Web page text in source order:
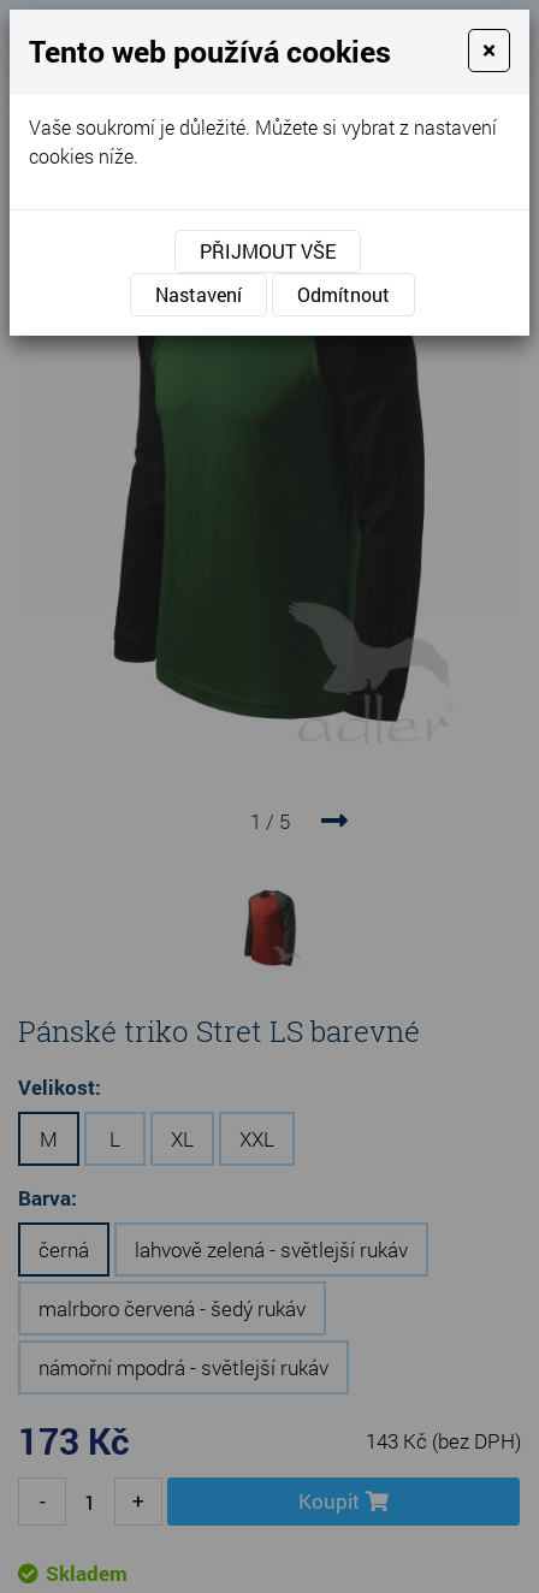
MENU
1 / 5 Next
Pánské triko Stret LS barevné
Velikost:
M
L XL XXL
Barva:
černá
lahvově zelená - světlejší rukáv
malrboro červená - šedý rukáv
námořní mpodrá - světlejší rukáv
173 Kč 143 Kč (bez DPH)
- + Koupit
Skladem
Tento web používá cookies ×
Vaše soukromí je důležité. Můžete si vybrat z nastavení
cookies níže.
PŘIJMOUT VŠE
Nastavení
Odmítnout